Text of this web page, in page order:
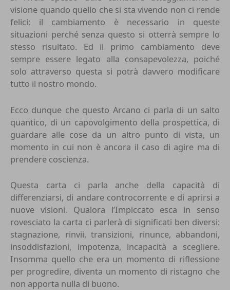
visione quando quello che si sta vivendo non ci rende
felici: il cambiamento è necessario in queste
situazioni perché senza questo si otterrà sempre lo
stesso risultato. Ed il primo cambiamento deve
sempre essere legato alla consapevolezza, poiché
solo attraverso questa si potrà davvero modificare
tutto il nostro mondo.
Ecco dunque che questo Arcano ci parla di un salto
quantico, di un capovolgimento della prospettica, di
guardare alle cose da un altro punto di vista, un
momento in cui non è ancora il caso di agire ma di
prendere coscienza.
Questa carta ci parla anche della capacità di
differenziarsi, di andare controcorrente e di aprirsi a
nuove visioni. Qualora l’Impiccato esca in senso
rovesciato la carta ci parlerà di significati ben diversi:
stagnazione, rinvii, transizioni, rinunce, abbandoni,
insoddisfazioni, impotenza, incapacità a scegliere.
Insomma quello che era un momento di riflessione
per progredire, diventa un momento di ristagno che
non apporta nulla di buono.